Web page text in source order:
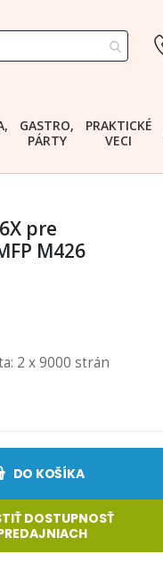
GASTRO,
PÁRTY
PRAKTICKÉ
VECI
pre
M426
2 x 9000 strán
DO KOŠÍKA
DOSTUPNOSŤ